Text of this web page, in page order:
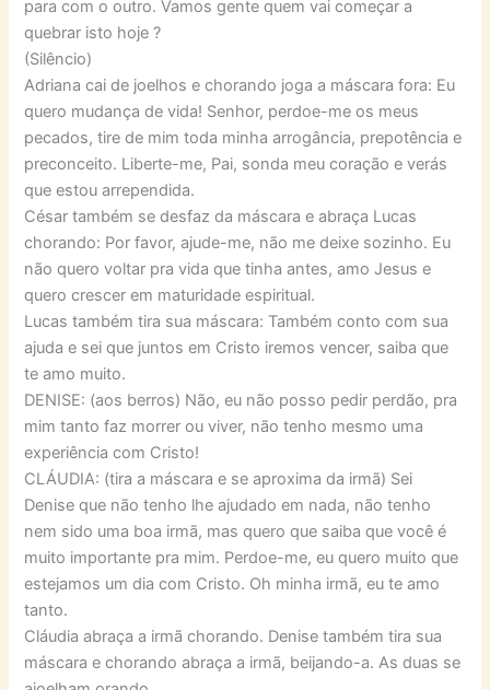
para com o outro. Vamos gente quem vai começar a
quebrar isto hoje ?
(Silêncio)
Adriana cai de joelhos e chorando joga a máscara fora: Eu
quero mudança de vida! Senhor, perdoe-me os meus
pecados, tire de mim toda minha arrogância, prepotência e
preconceito. Liberte-me, Pai, sonda meu coração e verás
que estou arrependida.
César também se desfaz da máscara e abraça Lucas
chorando: Por favor, ajude-me, não me deixe sozinho. Eu
não quero voltar pra vida que tinha antes, amo Jesus e
quero crescer em maturidade espiritual.
Lucas também tira sua máscara: Também conto com sua
ajuda e sei que juntos em Cristo iremos vencer, saiba que
te amo muito.
DENISE: (aos berros) Não, eu não posso pedir perdão, pra
mim tanto faz morrer ou viver, não tenho mesmo uma
experiência com Cristo!
CLÁUDIA: (tira a máscara e se aproxima da irmã) Sei
Denise que não tenho lhe ajudado em nada, não tenho
nem sido uma boa irmã, mas quero que saiba que você é
muito importante pra mim. Perdoe-me, eu quero muito que
estejamos um dia com Cristo. Oh minha irmã, eu te amo
tanto.
Cláudia abraça a irmã chorando. Denise também tira sua
máscara e chorando abraça a irmã, beijando-a. As duas se